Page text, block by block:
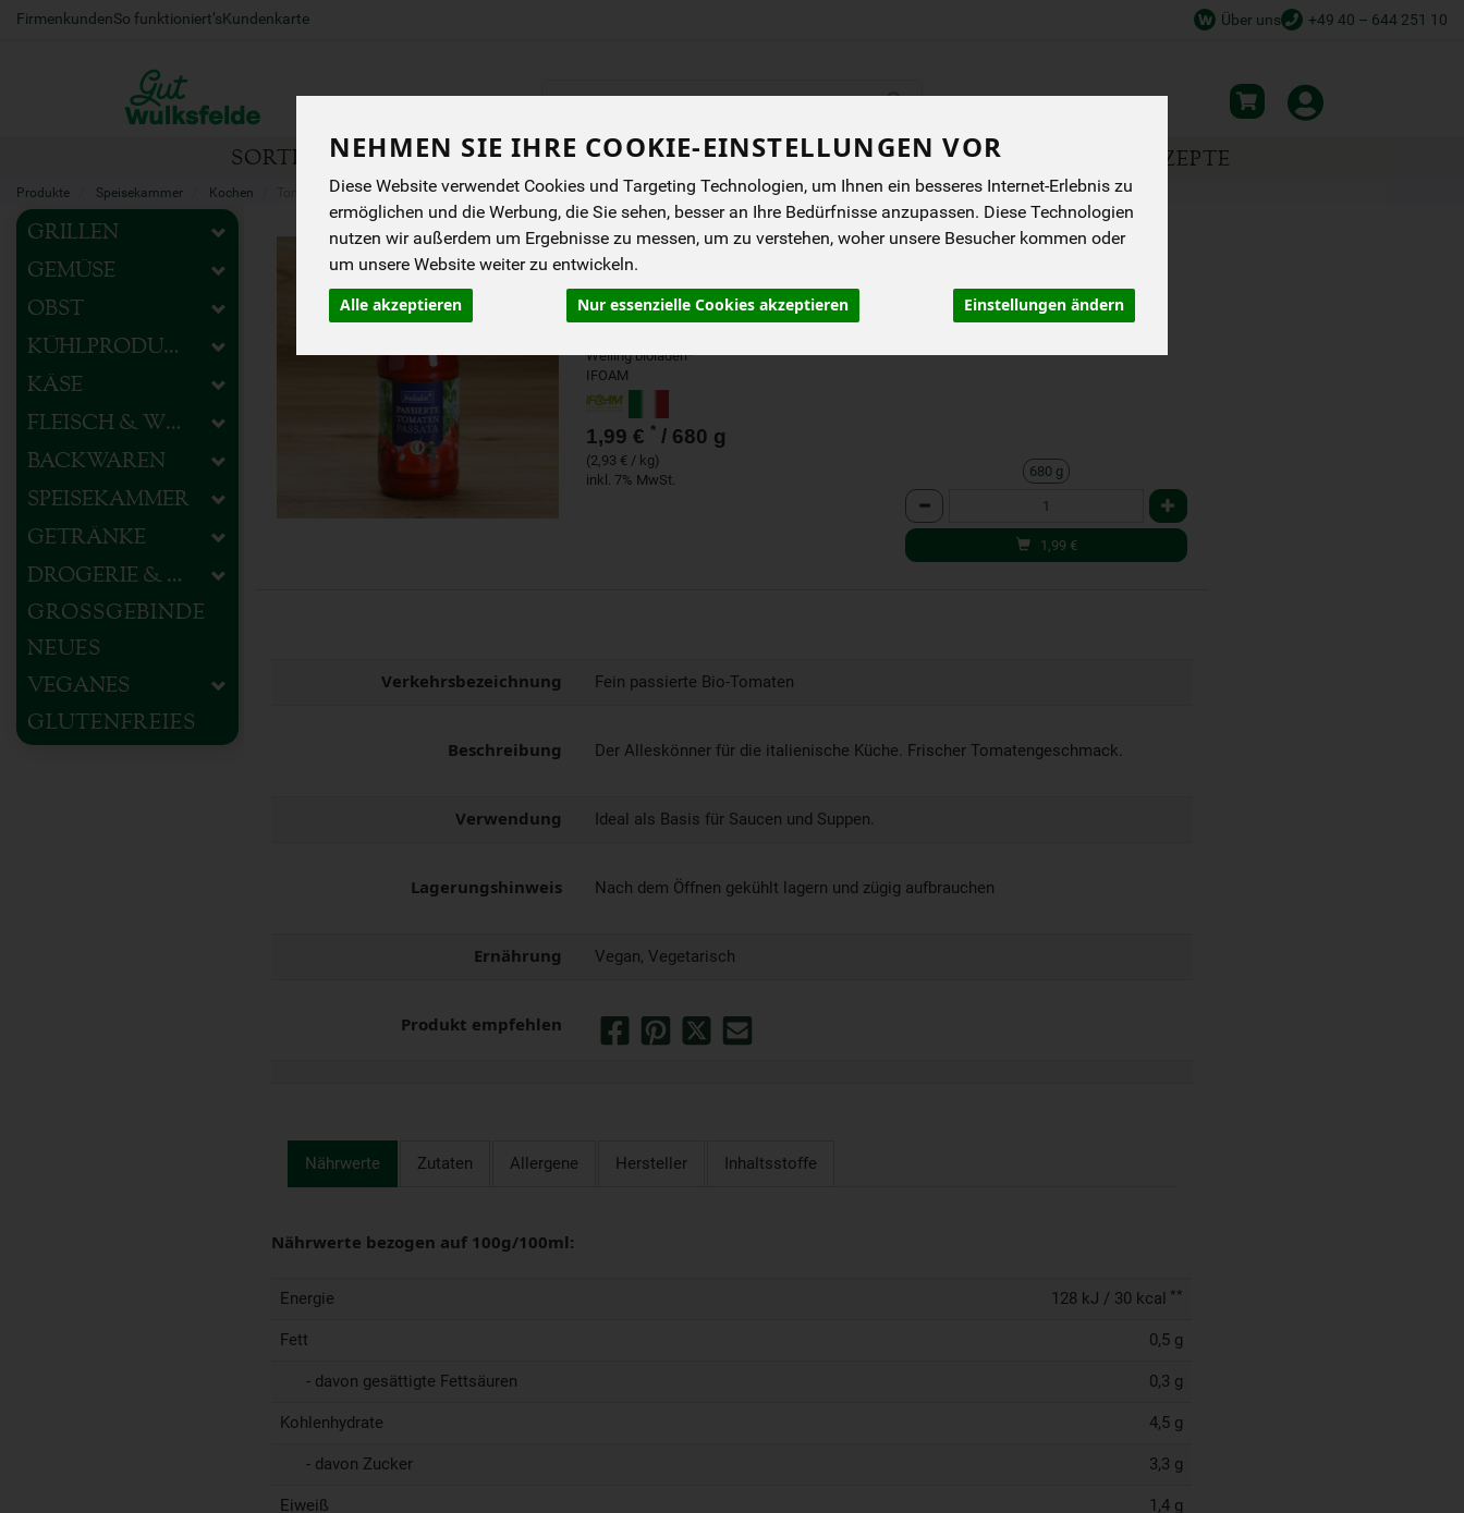
NEHMEN SIE IHRE COOKIE-EINSTELLUNGEN VOR
Diese Website verwendet Cookies und Targeting Technologien, um Ihnen ein besseres Internet-Erlebnis zu
ermöglichen und die Werbung, die Sie sehen, besser an Ihre Bedürfnisse anzupassen. Diese Technologien
nutzen wir außerdem um Ergebnisse zu messen, um zu verstehen, woher unsere Besucher kommen oder
um unsere Website weiter zu entwickeln.
Alle akzeptieren Nur essenzielle Cookies akzeptieren Einstellungen ändern
FirmenkundenSo funktioniert’sKundenkarte +49 40 – 644 251 10
Über uns
SORTIMENT HOFEIGENES BIOKISTEN ANGEBOTE NEUES INSPIRATION REZEPTE
Produkte Speisekammer Kochen Tomatenprodukte
GRILLEN
GEMÜSE
OBST
KÜHLPRODUKTE
KÄSE
FLEISCH & WURST
BACKWAREN
SPEISEKAMMER
GETRÄNKE
DROGERIE & HAUSHALT
GROSSGEBINDE
NEUES
VEGANES
GLUTENFREIES
PASSATA (TOMATENPÜRREE) 680 ML
Aus sonnengereiften italienischen Bio-Tomaten
Weiling bioladen*
IFOAM
1,99 € * / 680 g
(2,93 € / kg)
inkl. 7% MwSt.
680 g
Anzahl
1,99 €
Verkehrsbezeichnung Fein passierte Bio-Tomaten
Beschreibung Der Alleskönner für die italienische Küche. Frischer Tomatengeschmack.
Verwendung Ideal als Basis für Saucen und Suppen.
Lagerungshinweis Nach dem Öffnen gekühlt lagern und zügig aufbrauchen
Ernährung Vegan, Vegetarisch
Produkt empfehlen
Nährwerte Zutaten Allergene Hersteller Inhaltsstoffe
Nährwerte bezogen auf 100g/100ml:
Energie 128 kJ / 30 kcal **
Fett 0,5 g
- davon gesättigte Fettsäuren 0,3 g
Kohlenhydrate 4,5 g
- davon Zucker 3,3 g
Eiweiß 1,4 g